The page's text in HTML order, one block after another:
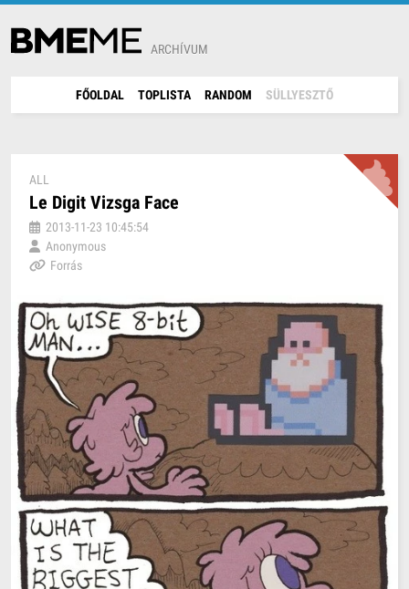
ARCHÍVUM
FŐOLDAL TOPLISTA RANDOM SÜLLYESZTŐ
ALL
Le Digit Vizsga Face
2013-11-23 10:45:54
Anonymous
Forrás